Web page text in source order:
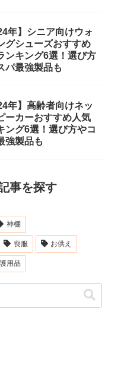
年】シニア向けウォ
グシューズおすすめ
ンキング6選！選び方
パ最強製品も
年】高齢者向けネッ
ーカーおすすめ人気
ング6選！選び方やコ
強製品も
事を探す
神棚
喪服 お供え
用品